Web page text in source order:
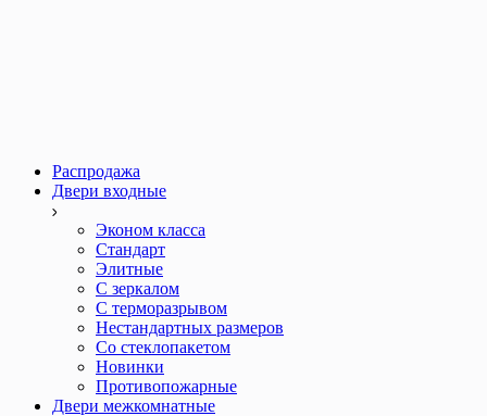
Распродажа
Двери входные
Эконом класса
Стандарт
Элитные
С зеркалом
С терморазрывом
Нестандартных размеров
Со стеклопакетом
Новинки
Противопожарные
Двери межкомнатные